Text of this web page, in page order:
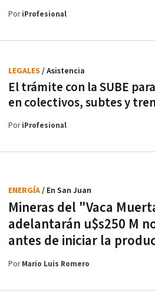
PoriProfesional
El trámite con la SUBE
en colectivos, subtes y
LEGALES / Asistencia
PoriProfesional
Mineras del "Vaca
adelantarán u$s250 M
antes de iniciar la
ENERGÍA/ En San Juan
PorMario Luis Romero